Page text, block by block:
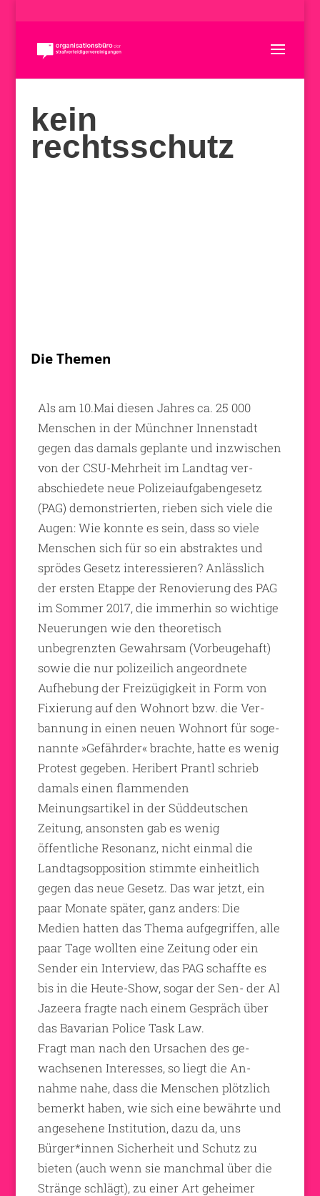
kein
rechtsschutz
Die Themen
Als am 10.Mai diesen Jahres ca. 25 000
Menschen in der Münchner Innenstadt
gegen das damals geplante und inzwischen
von der CSU-Mehrheit im Landtag ver-
abschiedete neue Polizeiaufgabengesetz
(PAG) demonstrierten, rieben sich viele die
Augen: Wie konnte es sein, dass so viele
Menschen sich für so ein abstraktes und
sprödes Gesetz interessieren? Anlässlich
der ersten Etappe der Renovierung des PAG
im Sommer 2017, die immerhin so wichtige
Neuerungen wie den theoretisch
unbegrenzten Gewahrsam (Vorbeugehaft)
sowie die nur polizeilich angeordnete
Aufhebung der Freizügigkeit in Form von
Fixierung auf den Wohnort bzw. die Ver-
bannung in einen neuen Wohnort für soge-
nannte »Gefährder« brachte, hatte es wenig
Protest gegeben. Heribert Prantl schrieb
damals einen flammenden
Meinungsartikel in der Süddeutschen
Zeitung, ansonsten gab es wenig
öffentliche Resonanz, nicht einmal die
Landtagsopposition stimmte einheitlich
gegen das neue Gesetz. Das war jetzt, ein
paar Monate später, ganz anders: Die
Medien hatten das Thema aufgegriffen, alle
paar Tage wollten eine Zeitung oder ein
Sender ein Interview, das PAG schaffte es
bis in die Heute-Show, sogar der Sen- der Al
Jazeera fragte nach einem Gespräch über
das Bavarian Police Task Law.
Fragt man nach den Ursachen des ge-
wachsenen Interesses, so liegt die An-
nahme nahe, dass die Menschen plötzlich
bemerkt haben, wie sich eine bewährte und
angesehene Institution, dazu da, uns
Bürger*innen Sicherheit und Schutz zu
bieten (auch wenn sie manchmal über die
Stränge schlägt), zu einer Art geheimer